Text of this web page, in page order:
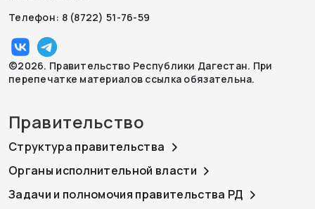
Телефон: 8 (8722) 51-76-59
©2026. Правительство Республики Дагестан. При
перепечатке материалов ссылка обязательна.
Правительство
Структура правительства
Органы исполнительной власти
Задачи и полномочия правительства РД